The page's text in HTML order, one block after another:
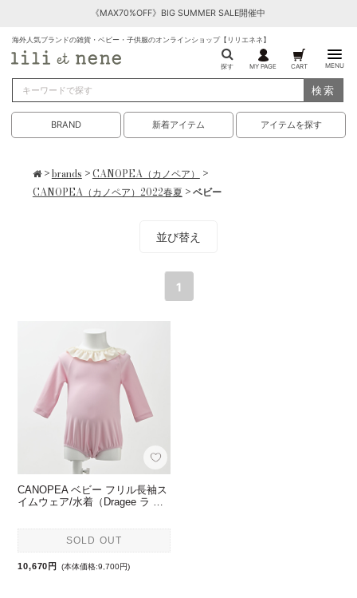
《MAX70%OFF》BIG SUMMER SALE開催中
海外人気ブランドの雑貨・ベビー・子供服のオンラインショップ【リリエネネ】
探す MY PAGE CART MENU
検索
BRAND 新着アイテム アイテムを探す
>brands >CANOPEA（カノペア） >
CANOPEA（カノペア）2022春夏 > ベビー
並び替え
1
CANOPEA ベビー フリル長袖ス
イムウェア/水着（Dragee ラ …
SOLD OUT
10,670円 (本体価格:9,700円)